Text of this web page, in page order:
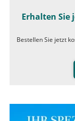
Erhalten Sie
Bestellen Sie jetzt